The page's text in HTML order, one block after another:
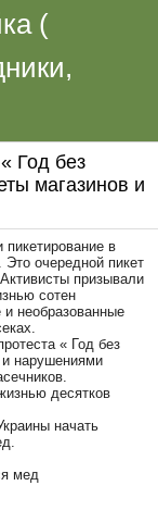
(
Год без
магазинов и
пикетирование в
очередной пикет
призывали
сотен
необразованные
« Год без
и нарушениями
десятков
начать
мед